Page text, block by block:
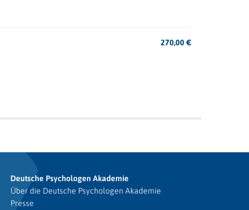
270,00€
Deutsche Psychologen Akademie
Über die Deutsche Psychologen Akademie
Presse